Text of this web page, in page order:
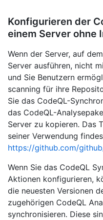
Konfigurieren der
einem Server
Wenn der Server, auf
Server ausführen, nicht
und Sie Benutzern
scanning für ihre
Sie das CodeQL-
das CodeQL-
Server zu kopieren. Das
seiner Verwendung
https://github.com/
Wenn Sie das CodeQL
Aktionen konfigurieren,
die neuesten Versionen
zugehörigen CodeQL
synchronisieren. Diese